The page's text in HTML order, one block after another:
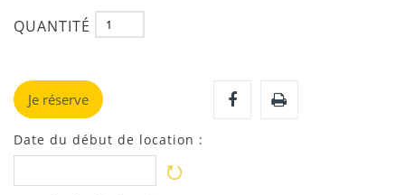
QUANTITÉ
Je réserve
Date du début de location :